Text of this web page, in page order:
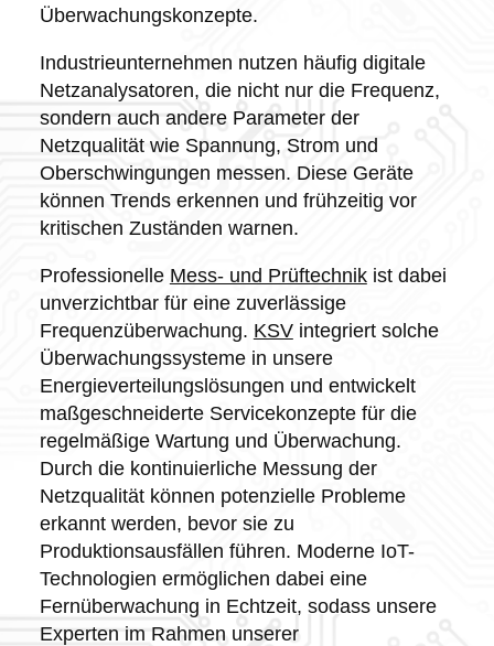
Überwachungskonzepte.
Industrieunternehmen nutzen häufig digitale
Netzanalysatoren, die nicht nur die Frequenz,
sondern auch andere Parameter der
Netzqualität wie Spannung, Strom und
Oberschwingungen messen. Diese Geräte
können Trends erkennen und frühzeitig vor
kritischen Zuständen warnen.
Professionelle Mess- und Prüftechnikist dabei
unverzichtbar für eine zuverlässige
Frequenzüberwachung. KSVintegriert solche
Überwachungssysteme in unsere
Energieverteilungslösungen und entwickelt
maßgeschneiderte Servicekonzepte für die
regelmäßige Wartung und Überwachung.
Durch die kontinuierliche Messung der
Netzqualität können potenzielle Probleme
erkannt werden, bevor sie zu
Produktionsausfällen führen. Moderne IoT-
Technologien ermöglichen dabei eine
Fernüberwachung in Echtzeit, sodass unsere
Experten im Rahmen unserer